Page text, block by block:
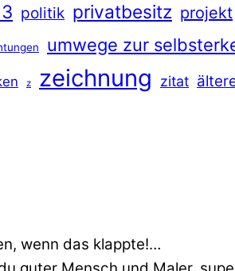
politik privatbesitz projekt
umwege zur
z zeichnung zitat
wenn das klappte!…